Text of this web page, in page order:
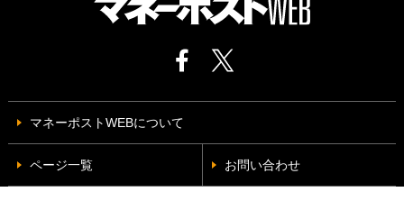
マネーポストWEBについて
ページ一覧 お問い合わせ